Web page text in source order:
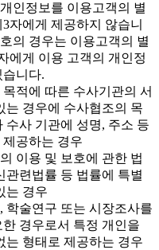
인정보를 이용고객의 별
자에게 제공하지 않습니
의 경우는 이용고객의 별
에게 이용 고객의 개인정
습니다.
목적에 따른 수사기관의 서
는 경우에 수사협조의 목
수사 기관에 성명, 주소 등
공하는 경우
이용 및 보호에 관한 법
관련법률 등 법률에 특별
는 경우
학술연구 또는 시장조사를
경우로서 특정 개인을
는 형태로 제공하는 경우